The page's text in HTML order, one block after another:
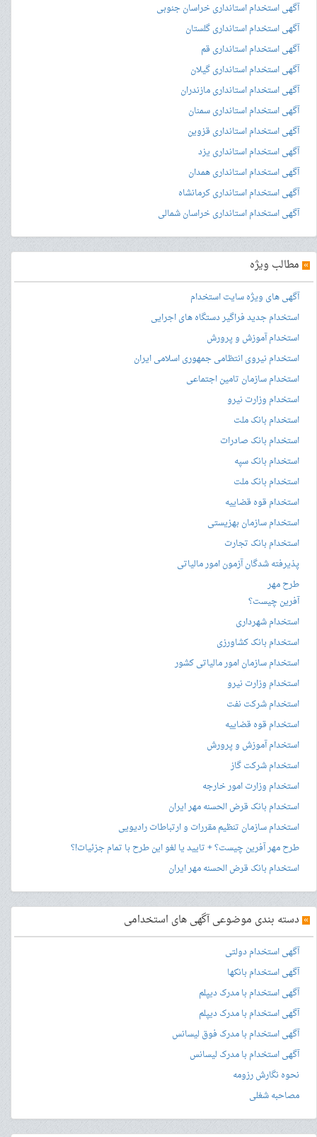
آگهی استخدام استانداری خراسان جنوبی
آگهی استخدام استانداری گلستان
آگهی استخدام استانداری قم
آگهی استخدام استانداری گیلان
آگهی استخدام استانداری مازندران
آگهی استخدام استانداری سمنان
آگهی استخدام استانداری قزوین
آگهی استخدام استانداری یزد
آگهی استخدام استانداری همدان
آگهی استخدام استانداری کرمانشاه
آگهی استخدام استانداری خراسان شمالی
» مطالب ویژه
آگهی های ویژه سایت استخدام
استخدام جدید فراگیر دستگاه های اجرایی
استخدام آموزش و پرورش
استخدام نیروی انتظامی جمهوری اسلامی ایران
استخدام سازمان تامین اجتماعی
استخدام وزارت نیرو
استخدام بانک ملت
استخدام بانک صادرات
استخدام بانک سپه
استخدام بانک ملت
استخدام قوه قضاییه
استخدام سازمان بهزیستی
استخدام بانک تجارت
پذیرفته شدگان آزمون امور مالیاتی
طرح مهر
آفرین چیست؟
استخدام شهرداری
استخدام بانک کشاورزی
استخدام سازمان امور مالیاتی کشور
استخدام وزارت نیرو
استخدام شرکت نفت
استخدام قوه قضاییه
استخدام آموزش و پرورش
استخدام شرکت گاز
استخدام وزارت امور خارجه
استخدام بانک قرض الحسنه مهر ایران
استخدام سازمان تنظیم مقررات و ارتباطات رادیویی
طرح مهر آفرین چیست؟ + تایید یا لغو این طرح با تمام جزئیات!؟
استخدام بانک قرض الحسنه مهر ایران
» دسته بندی موضوعی آگهی های استخدامی
آگهی استخدام دولتی
آگهی استخدام بانکها
آگهی استخدام با مدرک دیپلم
آگهی استخدام با مدرک دیپلم
آگهی استخدام با مدرک فوق لیسانس
آگهی استخدام با مدرک لیسانس
نحوه نگارش رزومه
مصاحبه شغلی